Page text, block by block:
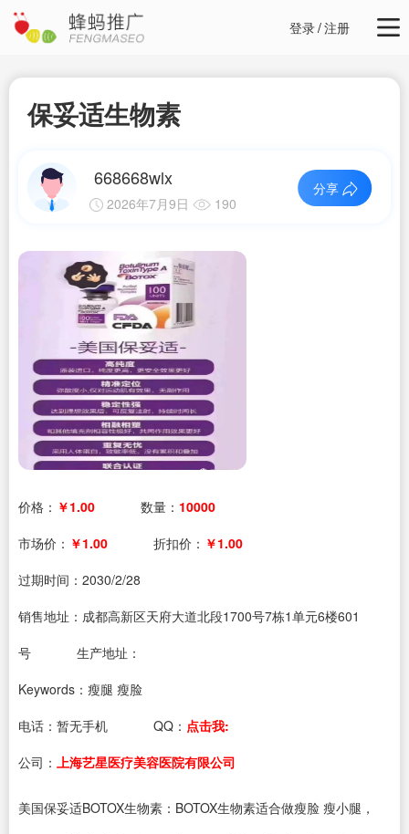
登录/注册
保妥适生物素
668668wlx
2026年7月9日 190
分享
价格： ￥1.00 数量： 10000
市场价： ￥1.00 折扣价： ￥1.00
过期时间： 2030/2/28
销售地址：成都高新区天府大道北段1700号7栋1单元6楼601
号
生产地址：
Keywords：瘦腿 瘦脸
电话： 暂无手机 QQ： 点击我:
公司： 上海艺星医疗美容医院有限公司
美国保妥适BOTOX生物素：BOTOX生物素适合做瘦脸 瘦小腿，